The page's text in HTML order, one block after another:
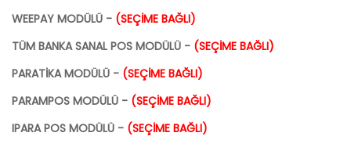
WEEPAY MODÜLÜ - (SEÇİME BAĞLI)
TÜM BANKA SANAL POS MODÜLÜ - (SEÇİME BAĞLI)
PARATİKA MODÜLÜ - (SEÇİME BAĞLI)
PARAMPOS MODÜLÜ - (SEÇİME BAĞLI)
IPARA POS MODÜLÜ - (SEÇİME BAĞLI)